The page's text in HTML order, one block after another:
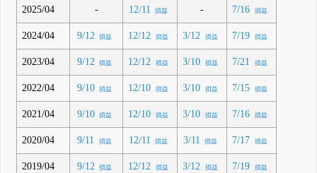
2025/04 - 12/11 損益 - 7/16 損益
2024/04 9/12 損益 12/12 損益 3/12 損益 7/19 損益
2023/04 9/12 損益 12/12 損益 3/10 損益 7/21 損益
2022/04 9/10 損益 12/10 損益 3/10 損益 7/15 損益
2021/04 9/10 損益 12/10 損益 3/10 損益 7/16 損益
2020/04 9/11 損益 12/11 損益 3/11 損益 7/17 損益
2019/04 9/12 損益 12/12 損益 3/12 損益 7/19 損益